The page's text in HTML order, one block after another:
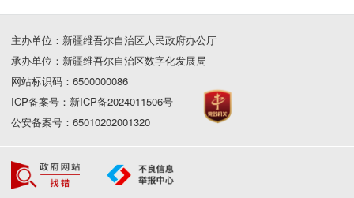
主办单位：新疆维吾尔自治区人民政府办公厅
承办单位：新疆维吾尔自治区数字化发展局
网站标识码：6500000086
ICP备案号：新ICP备2024011506号
公安备案号：65010202001320